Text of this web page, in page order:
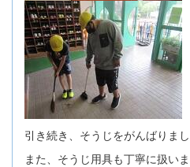
引き続き、そうじをがんばりまし
また、そうじ用具も丁寧に扱い